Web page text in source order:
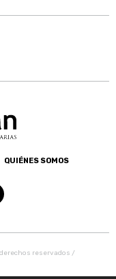
QUIÉNES SOMOS
reservados /